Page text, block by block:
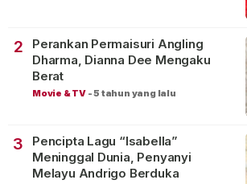
2
Perankan Permaisuri Angling
Dharma, Dianna Dee Mengaku
Berat
Movie & TV -5 tahun yang lalu
3
Pencipta Lagu “Isabella”
Meninggal Dunia, Penyanyi
Melayu Andrigo Berduka